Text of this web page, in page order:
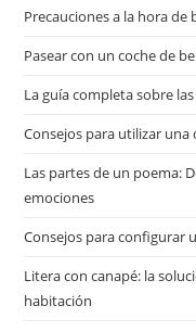
Precauciones a la hora de
Pasear con un coche de
La guía completa sobre
Consejos para utilizar
Las partes de un poema:
emociones
Consejos para configurar
Litera con canapé: la
habitación